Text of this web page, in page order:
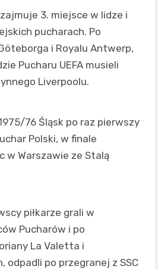
3. miejsce w lidze i
pucharach. Po
i Royalu Antwerp,
Pucharu UEFA musieli
Liverpoolu.
76 Śląsk po raz pierwszy
Polski, w finale
w Warszawie ze Stalą
piłkarze grali w
Pucharów i po
La Valetta i
odpadli po przegranej z SSC